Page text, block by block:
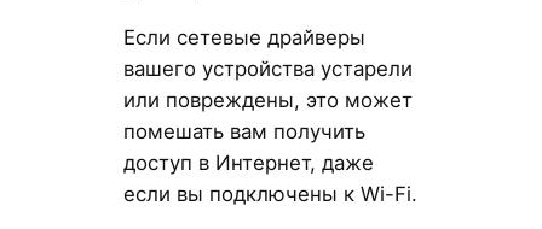
Если сетевые драйверы
вашего устройства устарели
или повреждены, это может
помешать вам получить
доступ в Интернет, даже
если вы подключены к Wi-Fi.